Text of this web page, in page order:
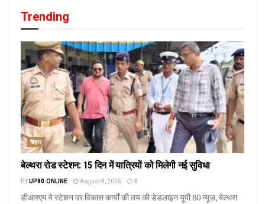
Trending
बिहार
बेल्थरा रोड स्टेशन: 15 दिन में यात्रियों को मिलेगी नई सुविधा
BYUP80.ONLINE August 4, 2026 0
डीआरएम ने स्टेशन पर विकास कार्यों की तय की डेडलाइन यूपी 80 न्यूज़, बेल्थरा